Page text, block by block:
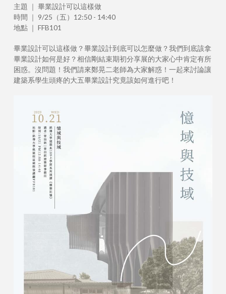
主題 ｜ 畢業設計可以這樣做
時間 ｜ 9/25（五）12:50 - 14:40
地點 ｜ FFB101
畢業設計可以這樣做？畢業設計到底可以怎麼做？我們到底該拿
畢業設計如何是好？相信剛結束期初分享展的大家心中肯定有所
困惑。沒問題！我們請來鄭晃二老師為大家解惑！一起來討論讓
建築系學生頭疼的大五畢業設計究竟該如何進行吧！